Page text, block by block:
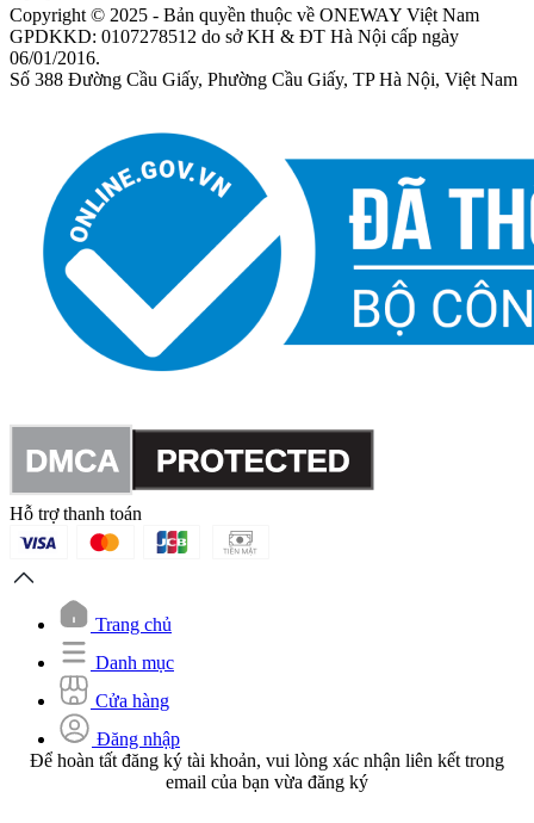
Copyright © 2025 - Bản quyền thuộc về ONEWAY Việt Nam
GPDKKD: 0107278512 do sở KH & ĐT Hà Nội cấp ngày
06/01/2016.
Số 388 Đường Cầu Giấy, Phường Cầu Giấy, TP Hà Nội, Việt Nam
Hỗ trợ thanh toán
Trang chủ
Danh mục
Cửa hàng
Đăng nhập
Để hoàn tất đăng ký tài khoản, vui lòng xác nhận liên kết trong
email của bạn vừa đăng ký